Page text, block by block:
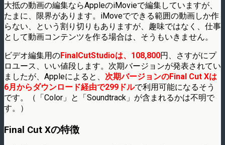
大抵の動画の編集ならAppleのiMovieで編集していますが、
たまに、限界があります。iMoveでできる範囲の動画しか作
らない、という割り切りもありますが、趣味ではなく、仕事
として動画コンテンツを作る場合は、そうもいきません。
ビデオ編集用のFinalCutStudioは、108,800円、さすがにプ
ロユース、いい値段します。次期バージョンが発表されてい
ましたが、Appleによると、 次期バージョンのFinal Cut Xは
6月からダウンロード経由で299ドルで利用可能になるそう
です。（「Color」と「Soundtrack」が含まれるかは不明で
す。）
Final Cut Xの特徴